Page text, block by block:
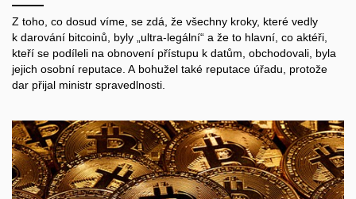
Z toho, co dosud víme, se zdá, že všechny kroky, které vedly
k darování bitcoinů, byly „ultra-legální“ a že to hlavní, co aktéři,
kteří se podíleli na obnovení přístupu k datům, obchodovali, byla
jejich osobní reputace. A bohužel také reputace úřadu, protože
dar přijal ministr spravedlnosti.